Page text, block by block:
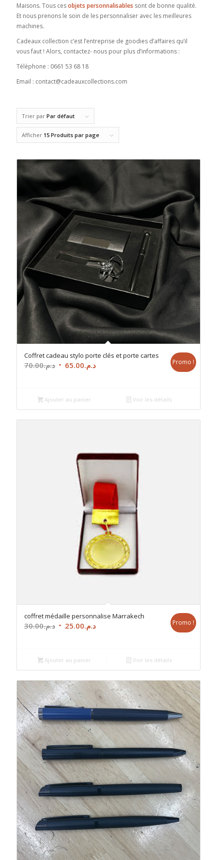
Maisons. Tous cesobjets personnalisables sont de bonne qualité.
Et nous prenons le soin de les personnaliser avec les meilleures
machines.
Cadeaux collection c’est l’entreprise de goodies d’affaires qu’il
vous faut ! Alors, contactez- nous pour plus d’informations :
Téléphone : 0661 53 68 18
Email : contact@cadeauxcollections.com
Trier par Par défaut
Afficher 15 Produits par page
Coffret cadeau stylo porte clés et porte cartes
د.م.70.00
Le
était :
د.م.70.00.
د.م.65.00
Le
د.م.65.00.
Promo !
Ajouter au panier Voir les détails
coffret médaille personnalise Marrakech
د.م.30.00
Le
était :
د.م.30.00.
د.م.25.00
Le
د.م.25.00.
Promo !
Ajouter au panier Voir les détails